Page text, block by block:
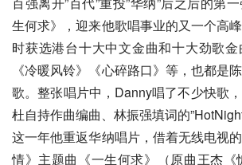
生何求》，迎来他歌唱事业的又一个高
时获选港台十大中文金曲和十大劲歌
《冷暖风铃》《心碎路口》等，也都是
歌。整张唱片中，Danny唱了不少快歌，
杜自持作曲编曲、林振强填词的
这一年他重返华纳唱片，借着无线电视
情》主题曲《一生何求》（原曲王杰《